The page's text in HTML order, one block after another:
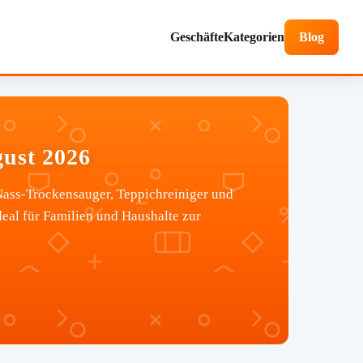
GeschäfteKategorien Blog
2026
Trockensauger, Teppichreiniger und
für Familien und Haushalte zur